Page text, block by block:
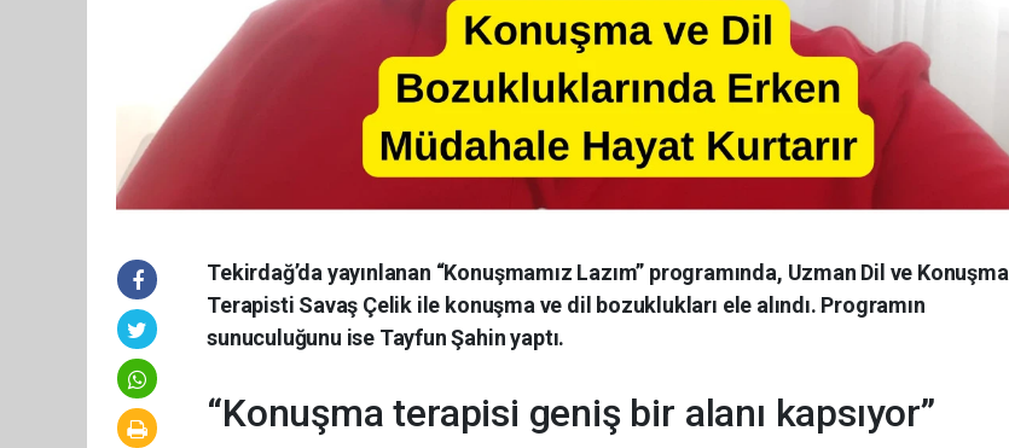
Tekirdağ’da yayınlanan “Konuşmamız Lazım” programında, Uzman Dil ve Konuşma
Terapisti Savaş Çelik ile konuşma ve dil bozuklukları ele alındı. Programın
sunuculuğunu ise Tayfun Şahin yaptı.
“Konuşma terapisi geniş bir alanı kapsıyor”